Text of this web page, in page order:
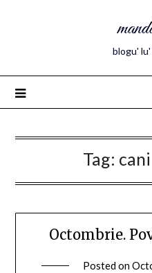
blogu'
Tag:
Octombrie.
Posted on